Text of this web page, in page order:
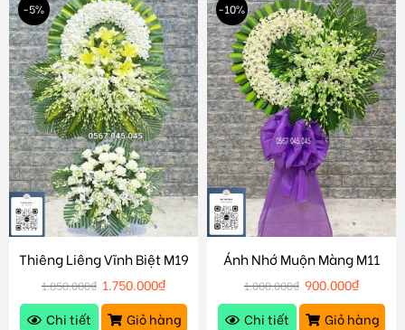
-5%
Thiêng Liêng Vĩnh Biệt M19
1.850.000₫ 1.750.000₫
Chi tiết
Giỏ hàng
-10%
Ánh Nhớ Muộn Màng M11
1.000.000₫ 900.000₫
Chi tiết
Giỏ hàng